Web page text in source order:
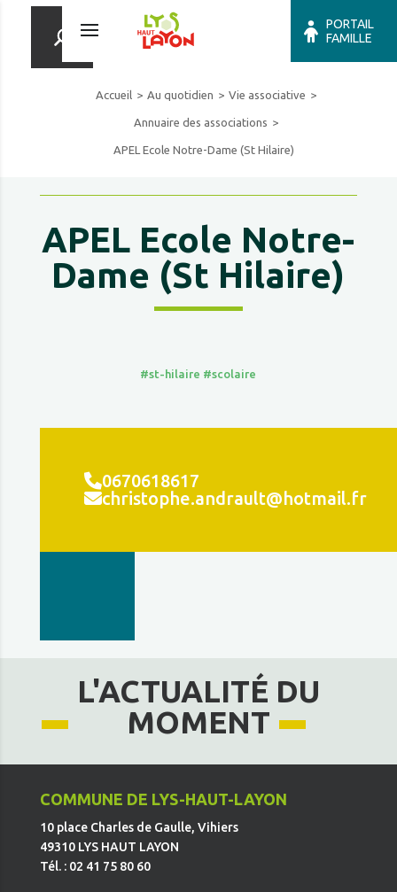
PORTAIL
FAMILLE
Accueil Au quotidien Vie associative
Annuaire des associations
APEL Ecole Notre-Dame (St Hilaire)
APEL Ecole Notre-
Dame (St Hilaire)
#st-hilaire #scolaire
0670618617
christophe.andrault@hotmail.fr
L'ACTUALITÉ DU
MOMENT
COMMUNE DE LYS-HAUT-LAYON
10 place Charles de Gaulle, Vihiers
49310 LYS HAUT LAYON
Tél. : 02 41 75 80 60